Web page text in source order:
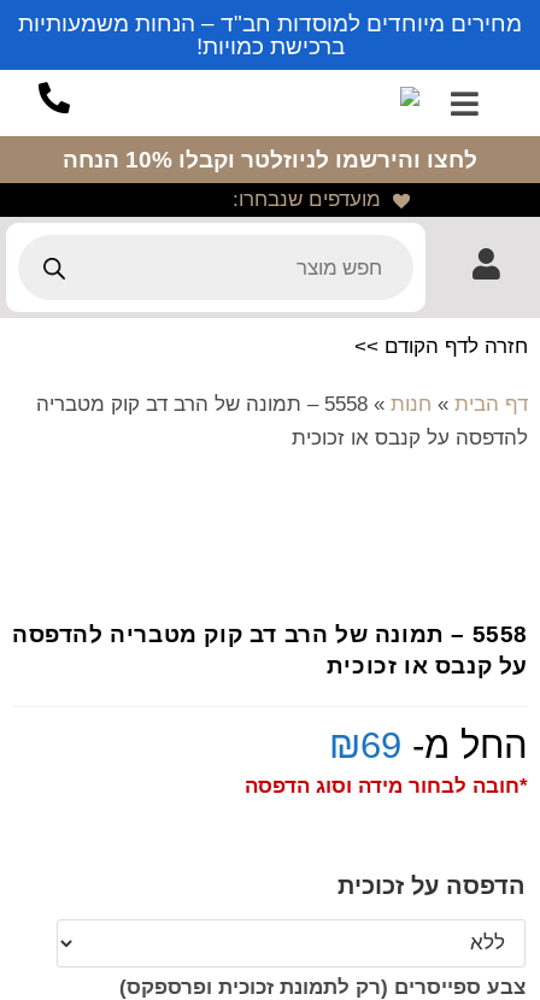
מחירים מיוחדים למוסדות חב"ד – הנחות משמעותיות
ברכישת כמויות!
לחצו והירשמו לניוזלטר וקבלו 10% הנחה
מועדפים שנבחרו:
חזרה לדף הקודם >>
דף הבית » חנות »
5558 – תמונה של הרב דב קוק מטבריה
להדפסה על קנבס או זכוכית
5558 – תמונה של הרב דב קוק מטבריה להדפסה
על קנבס או זכוכית
החל מ- ₪69
*חובה לבחור מידה וסוג הדפסה
הדפסה על זכוכית
צבע ספייסרים (רק לתמונת זכוכית ופרספקס)